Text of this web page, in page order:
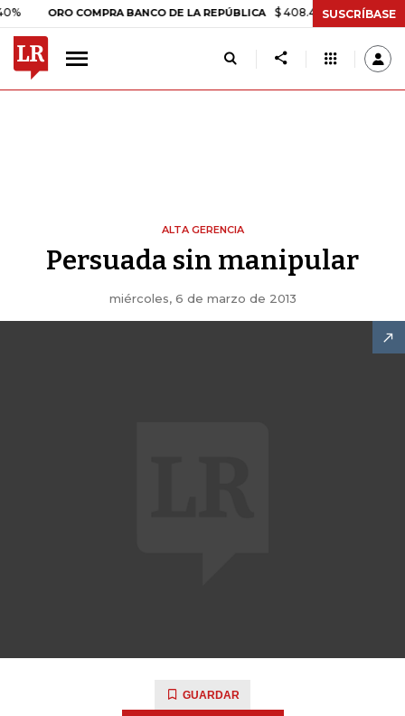
ORO COMPRA BANCO DE LA REPÚBLICA $ 408.498,97 +$ 8.753,81
SUSCRÍBASE
ALTA GERENCIA
Persuada sin manipular
miércoles, 6 de marzo de 2013
GUARDAR